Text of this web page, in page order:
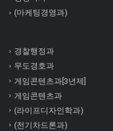
(마케팅경영과)
경찰행정과
무도경호과
게임콘텐츠과[3년제]
게임콘텐츠과
(라이프디자인학과)
(전기차드론과)